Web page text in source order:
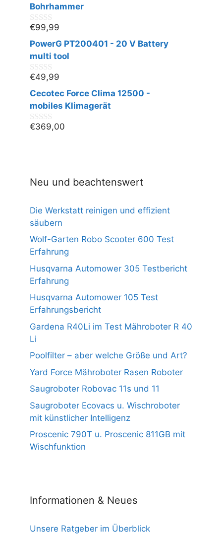
n
Bohrhammer
0
v
o
n
€99,99
PowerG PT200401 - 20 V Battery
multi tool
0
v
o
n
€49,99
Cecotec Force Clima 12500 -
mobiles Klimagerät
0
€369,00
Neu und beachtenswert
Die Werkstatt reinigen und effizient
säubern
Wolf-Garten Robo Scooter 600 Test
Erfahrung
Husqvarna Automower 305 Testbericht
Erfahrung
Husqvarna Automower 105 Test
Erfahrungsbericht
Gardena R40Li im Test Mähroboter R 40
Li
Poolfilter – aber welche Größe und Art?
Yard Force Mähroboter Rasen Roboter
Saugroboter Robovac 11s und 11
Saugroboter Ecovacs u. Wischroboter
mit künstlicher Intelligenz
Proscenic 790T u. Proscenic 811GB mit
Wischfunktion
Informationen & Neues
Unsere Ratgeber im Überblick